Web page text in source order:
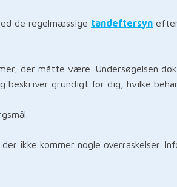
de regelmæssige tandeftersyn
der måtte være. Undersøgelsen
beskriver grundigt for dig, hvilke
ikke kommer nogle overraskelser.